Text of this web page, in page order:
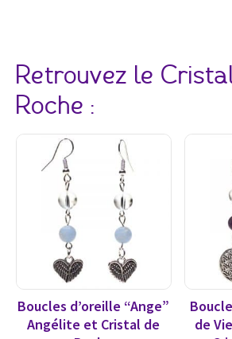
Retrouvez le
Roche :
Boucles d’oreille “Ange”
Angélite et Cristal de
de